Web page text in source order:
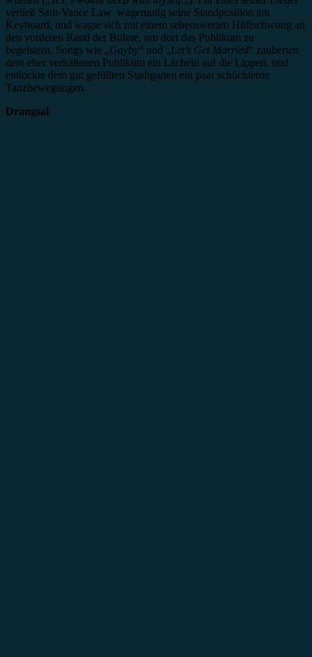
verließ Sam-Vance Law wagemutig seine Standposition am
Keyboard, und wagte sich mit einem sehenswerten Hüftschwung an
den vorderen Rand der Bühne, um dort das Publikum zu
begeistern. Songs wie „Gayby“ und „Let’s Get Married“ zauberten
dem eher verhaltenen Publikum ein Lächeln auf die Lippen, und
entlockte dem gut gefüllten Stadtgarten ein paar schüchterne
Tanzbewegungen.
Drangsal